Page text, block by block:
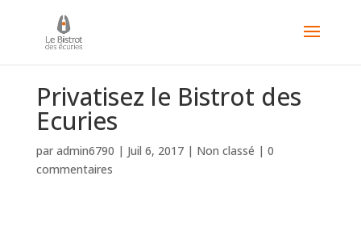
Privatisez le Bistrot des
Ecuries
par admin6790 | Juil 6, 2017| Non classé | 0
commentaires